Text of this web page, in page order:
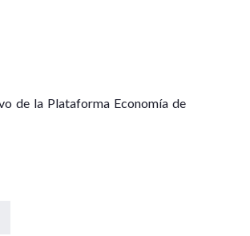
de la Plataforma Economía de